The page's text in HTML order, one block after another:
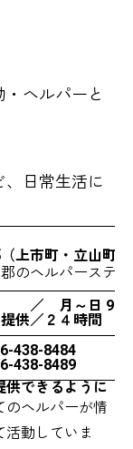
ヘルパーと
日常生活に
上市町・立山町
のヘルパーステ
／ 月～日 9：
供／２４時間
438-8484
438-8489
供できるように
のヘルパーが情
動していま